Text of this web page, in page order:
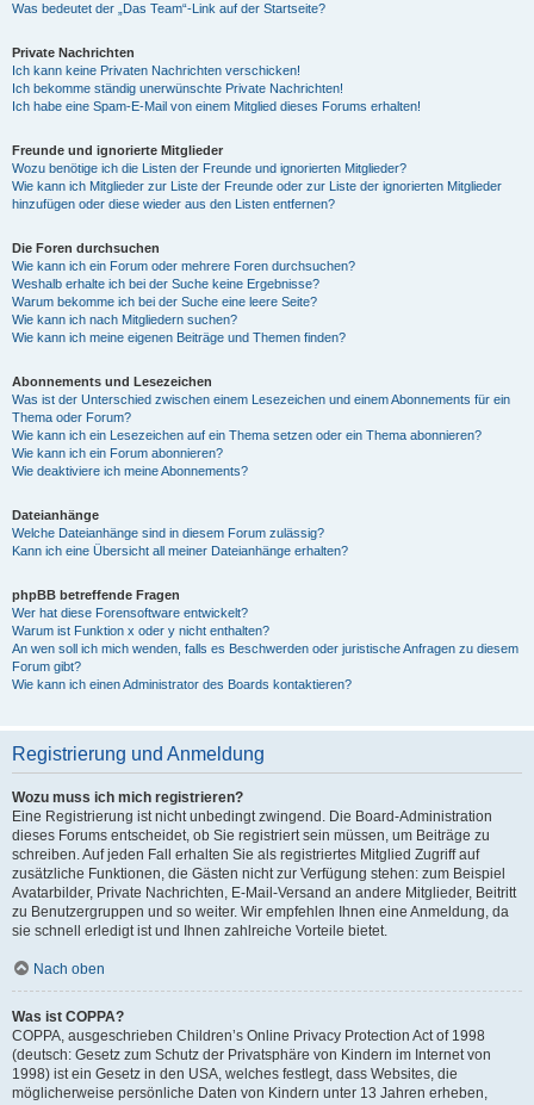
Was bedeutet der „Das Team“-Link auf der Startseite?
Private Nachrichten
Ich kann keine Privaten Nachrichten verschicken!
Ich bekomme ständig unerwünschte Private Nachrichten!
Ich habe eine Spam-E-Mail von einem Mitglied dieses Forums erhalten!
Freunde und ignorierte Mitglieder
Wozu benötige ich die Listen der Freunde und ignorierten Mitglieder?
Wie kann ich Mitglieder zur Liste der Freunde oder zur Liste der ignorierten Mitglieder
hinzufügen oder diese wieder aus den Listen entfernen?
Die Foren durchsuchen
Wie kann ich ein Forum oder mehrere Foren durchsuchen?
Weshalb erhalte ich bei der Suche keine Ergebnisse?
Warum bekomme ich bei der Suche eine leere Seite?
Wie kann ich nach Mitgliedern suchen?
Wie kann ich meine eigenen Beiträge und Themen finden?
Abonnements und Lesezeichen
Was ist der Unterschied zwischen einem Lesezeichen und einem Abonnements für ein
Thema oder Forum?
Wie kann ich ein Lesezeichen auf ein Thema setzen oder ein Thema abonnieren?
Wie kann ich ein Forum abonnieren?
Wie deaktiviere ich meine Abonnements?
Dateianhänge
Welche Dateianhänge sind in diesem Forum zulässig?
Kann ich eine Übersicht all meiner Dateianhänge erhalten?
phpBB betreffende Fragen
Wer hat diese Forensoftware entwickelt?
Warum ist Funktion x oder y nicht enthalten?
An wen soll ich mich wenden, falls es Beschwerden oder juristische Anfragen zu diesem
Forum gibt?
Wie kann ich einen Administrator des Boards kontaktieren?
Registrierung und Anmeldung
Wozu muss ich mich registrieren?
Eine Registrierung ist nicht unbedingt zwingend. Die Board-Administration
dieses Forums entscheidet, ob Sie registriert sein müssen, um Beiträge zu
schreiben. Auf jeden Fall erhalten Sie als registriertes Mitglied Zugriff auf
zusätzliche Funktionen, die Gästen nicht zur Verfügung stehen: zum Beispiel
Avatarbilder, Private Nachrichten, E-Mail-Versand an andere Mitglieder, Beitritt
zu Benutzergruppen und so weiter. Wir empfehlen Ihnen eine Anmeldung, da
sie schnell erledigt ist und Ihnen zahlreiche Vorteile bietet.
Nach oben
Was ist COPPA?
COPPA, ausgeschrieben Children’s Online Privacy Protection Act of 1998
(deutsch: Gesetz zum Schutz der Privatsphäre von Kindern im Internet von
1998) ist ein Gesetz in den USA, welches festlegt, dass Websites, die
möglicherweise persönliche Daten von Kindern unter 13 Jahren erheben,